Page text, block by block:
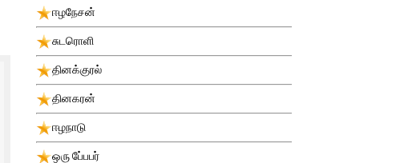
ஈழநேசன்
சுடரொளி
தினக்குரல்
தினகரன்
ஈழநாடு
ஒரு பே்பபர்